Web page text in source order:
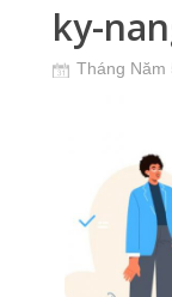
ky-
Tháng Năm